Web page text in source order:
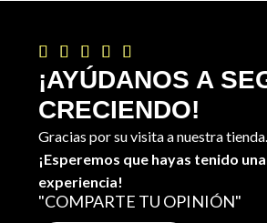
    
¡AYÚDANOS A
CRECIENDO!
Gracias por su visita a nuestra tienda.
¡Esperemos que hayas tenido
experiencia!
"COMPARTE TU OPINIÓN"